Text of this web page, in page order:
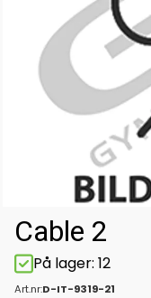
Cable 2
På lager: 12
Art.nr:D-IT-9319-21